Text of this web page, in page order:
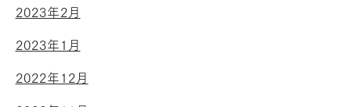
2023年2月
2023年1月
2022年12月